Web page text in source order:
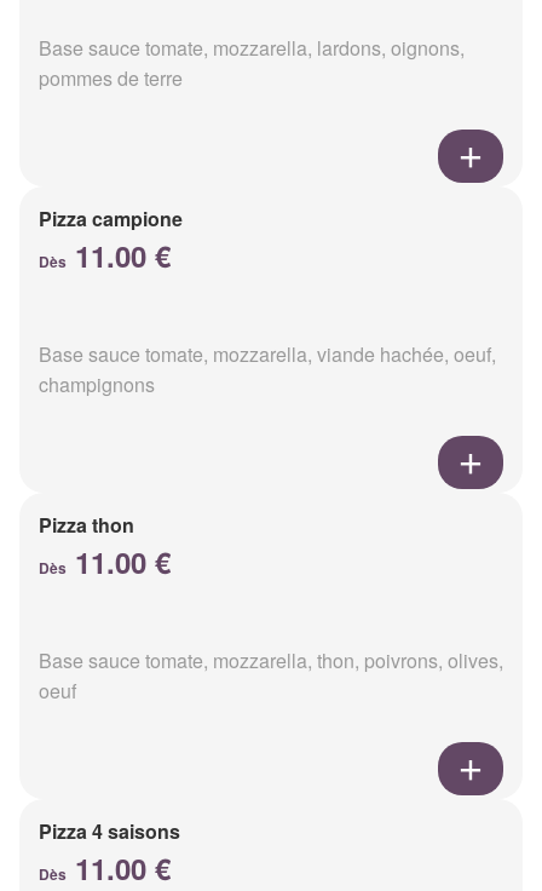
Base sauce tomate, mozzarella, lardons, oignons,
pommes de terre
Pizza campione
Dès 11.00 €
Base sauce tomate, mozzarella, viande hachée, oeuf,
champignons
Pizza thon
Dès 11.00 €
Base sauce tomate, mozzarella, thon, poivrons, olives,
oeuf
Pizza 4 saisons
Dès 11.00 €